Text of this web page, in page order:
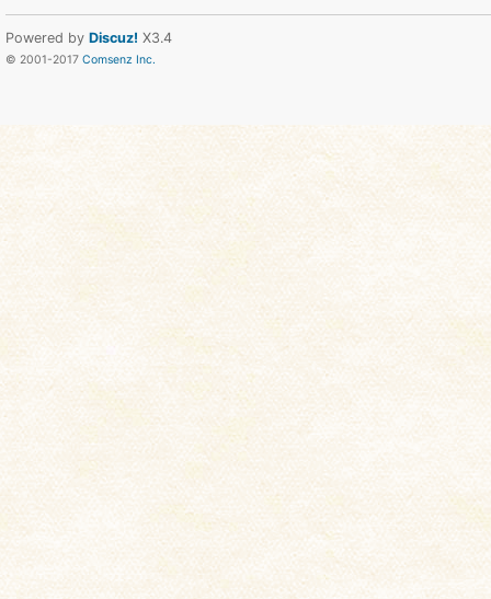
Powered by Discuz! X3.4
© 2001-2017 Comsenz Inc.